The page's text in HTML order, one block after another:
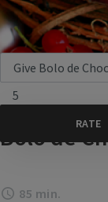
5
Bolo de
85 min.